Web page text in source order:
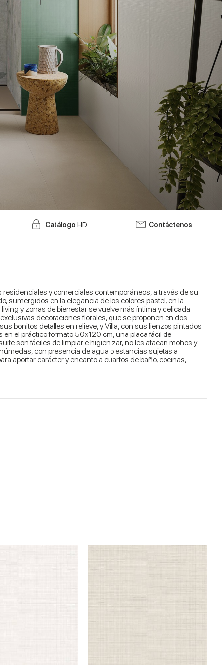
Catálogo HD Contáctenos
y comerciales contemporáneos, a través de su
sumergidos en la elegancia de los colores pastel, en la
y zonas de bienestar se vuelve más íntima y delicada
decoraciones florales, que se proponen en dos
bonitos detalles en relieve, y Villa, con sus lienzos pintados
el práctico formato 50x120 cm, una placa fácil de
son fáciles de limpiar e higienizar, no les atacan mohos y
con presencia de agua o estancias sujetas a
aportar carácter y encanto a cuartos de baño, cocinas,